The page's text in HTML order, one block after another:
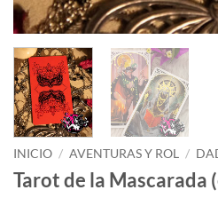
INICIO / AVENTURAS Y ROL /
Tarot de la Mascarada